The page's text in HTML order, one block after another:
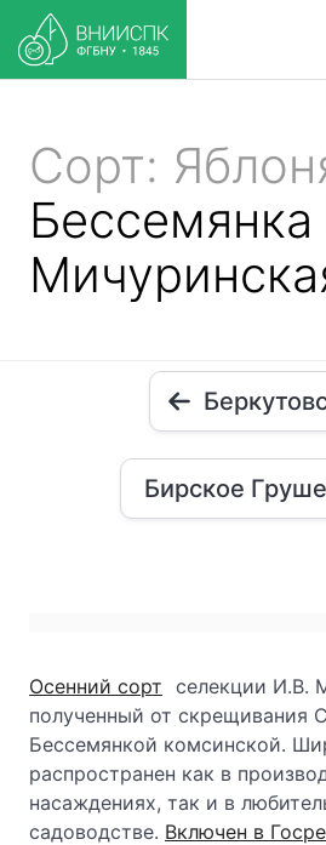
Сорт:
Бессемянка
Бирское
Осенний сорт селекции И.В.
полученный от скрещивания
Бессемянкой комсинской.
распространен как в
насаждениях, так и в
садоводстве. Включен в